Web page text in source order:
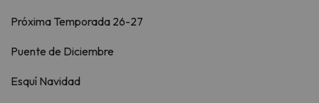
Próxima Temporada 26-27
Puente de Diciembre
Esquí Navidad